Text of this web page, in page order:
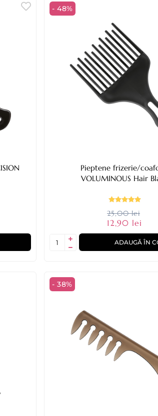
- 48%
Pieptene frizerie/
VOLUMINOUS Hair
25,00 lei
12,90 lei
ADAUGĂ ÎN
- 38%